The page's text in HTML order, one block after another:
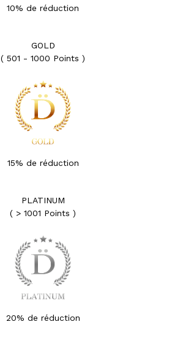
10% de réduction
GOLD
( 501 - 1000 Points )
15% de réduction
PLATINUM
( > 1001 Points )
20% de réduction